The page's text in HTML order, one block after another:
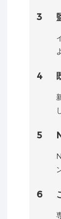
3
4
5
6